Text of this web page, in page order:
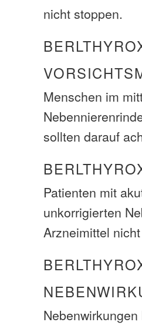
nicht stoppen.
Menschen im
sollten darauf
Patienten mit
unkorrigierten
Arzneimittel